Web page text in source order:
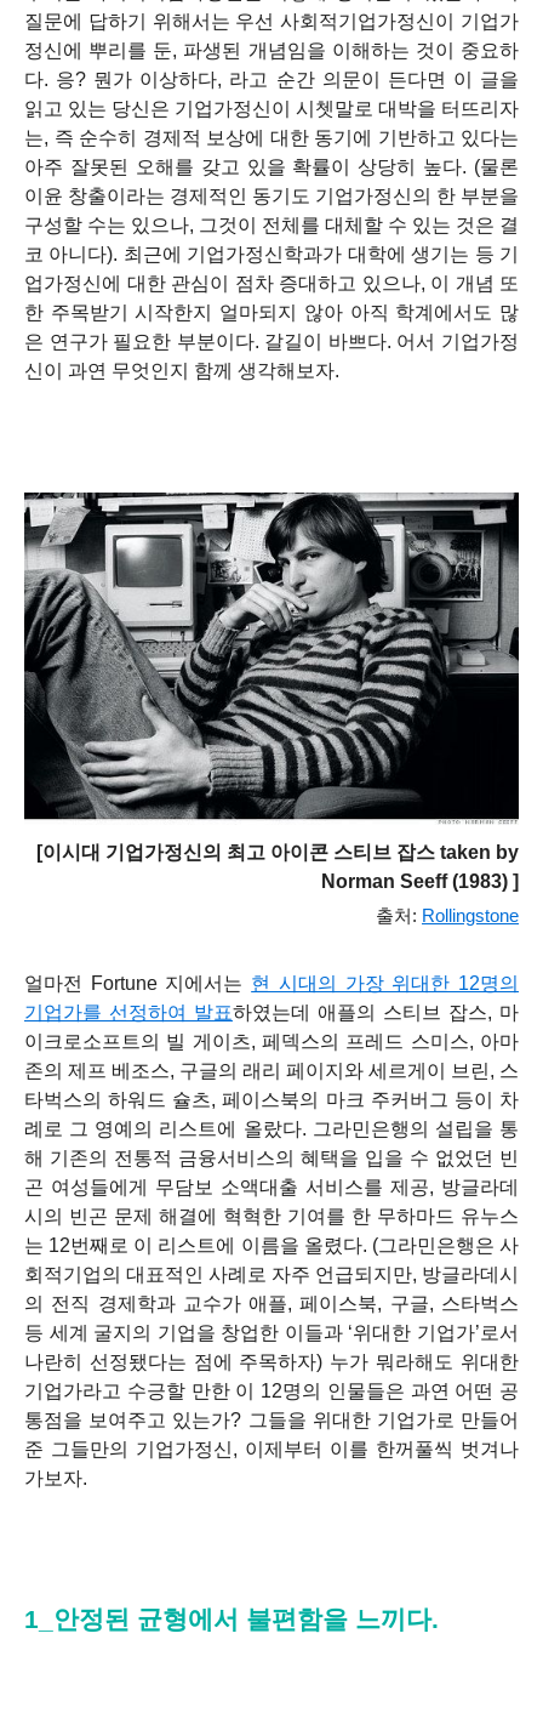
질문에 답하기 위해서는 우선 사회적기업가정신이 기업가
정신에 뿌리를 둔, 파생된 개념임을 이해하는 것이 중요하
다. 응? 뭔가 이상하다, 라고 순간 의문이 든다면 이 글을
읽고 있는 당신은 기업가정신이 시쳇말로 대박을 터뜨리자
는, 즉 순수히 경제적 보상에 대한 동기에 기반하고 있다는
아주 잘못된 오해를 갖고 있을 확률이 상당히 높다. (물론
이윤 창출이라는 경제적인 동기도 기업가정신의 한 부분을
구성할 수는 있으나, 그것이 전체를 대체할 수 있는 것은 결
코 아니다). 최근에 기업가정신학과가 대학에 생기는 등 기
업가정신에 대한 관심이 점차 증대하고 있으나, 이 개념 또
한 주목받기 시작한지 얼마되지 않아 아직 학계에서도 많
은 연구가 필요한 부분이다. 갈길이 바쁘다. 어서 기업가정
신이 과연 무엇인지 함께 생각해보자.
[이시대 기업가정신의 최고 아이콘 스티브 잡스 taken by
Norman Seeff (1983) ]
출처: Rollingstone
얼마전 Fortune 지에서는 현 시대의 가장 위대한 12명의
기업가를 선정하여 발표하였는데 애플의 스티브 잡스, 마
이크로소프트의 빌 게이츠, 페덱스의 프레드 스미스, 아마
존의 제프 베조스, 구글의 래리 페이지와 세르게이 브린, 스
타벅스의 하워드 슐츠, 페이스북의 마크 주커버그 등이 차
례로 그 영예의 리스트에 올랐다. 그라민은행의 설립을 통
해 기존의 전통적 금융서비스의 혜택을 입을 수 없었던 빈
곤 여성들에게 무담보 소액대출 서비스를 제공, 방글라데
시의 빈곤 문제 해결에 혁혁한 기여를 한 무하마드 유누스
는 12번째로 이 리스트에 이름을 올렸다. (그라민은행은 사
회적기업의 대표적인 사례로 자주 언급되지만, 방글라데시
의 전직 경제학과 교수가 애플, 페이스북, 구글, 스타벅스
등 세계 굴지의 기업을 창업한 이들과 ‘위대한 기업가’로서
나란히 선정됐다는 점에 주목하자) 누가 뭐라해도 위대한
기업가라고 수긍할 만한 이 12명의 인물들은 과연 어떤 공
통점을 보여주고 있는가? 그들을 위대한 기업가로 만들어
준 그들만의 기업가정신, 이제부터 이를 한꺼풀씩 벗겨나
가보자.
1_안정된 균형에서 불편함을 느끼다.